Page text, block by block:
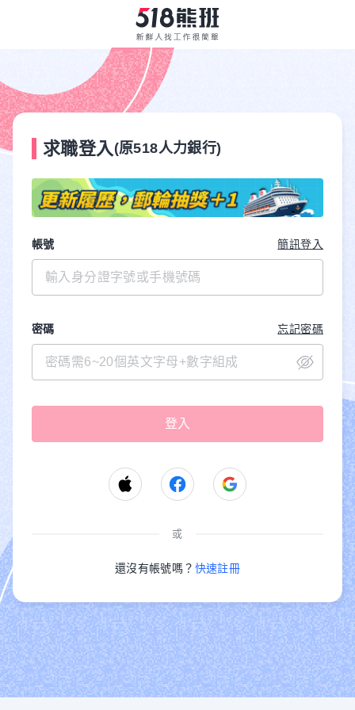
求職登入 (原518人力銀行)
帳號 簡訊登入
密碼 忘記密碼
或
還沒有帳號嗎？ 快速註冊